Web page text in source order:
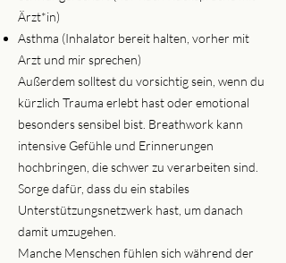
Ärzt*in)
Asthma (Inhalator bereit halten, vorher mit
Arzt und mir sprechen)
Außerdem solltest du vorsichtig sein, wenn du
kürzlich Trauma erlebt hast oder emotional
besonders sensibel bist. Breathwork kann
intensive Gefühle und Erinnerungen
hochbringen, die schwer zu verarbeiten sind.
Sorge dafür, dass du ein stabiles
Unterstützungsnetzwerk hast, um danach
damit umzugehen.
Manche Menschen fühlen sich während der